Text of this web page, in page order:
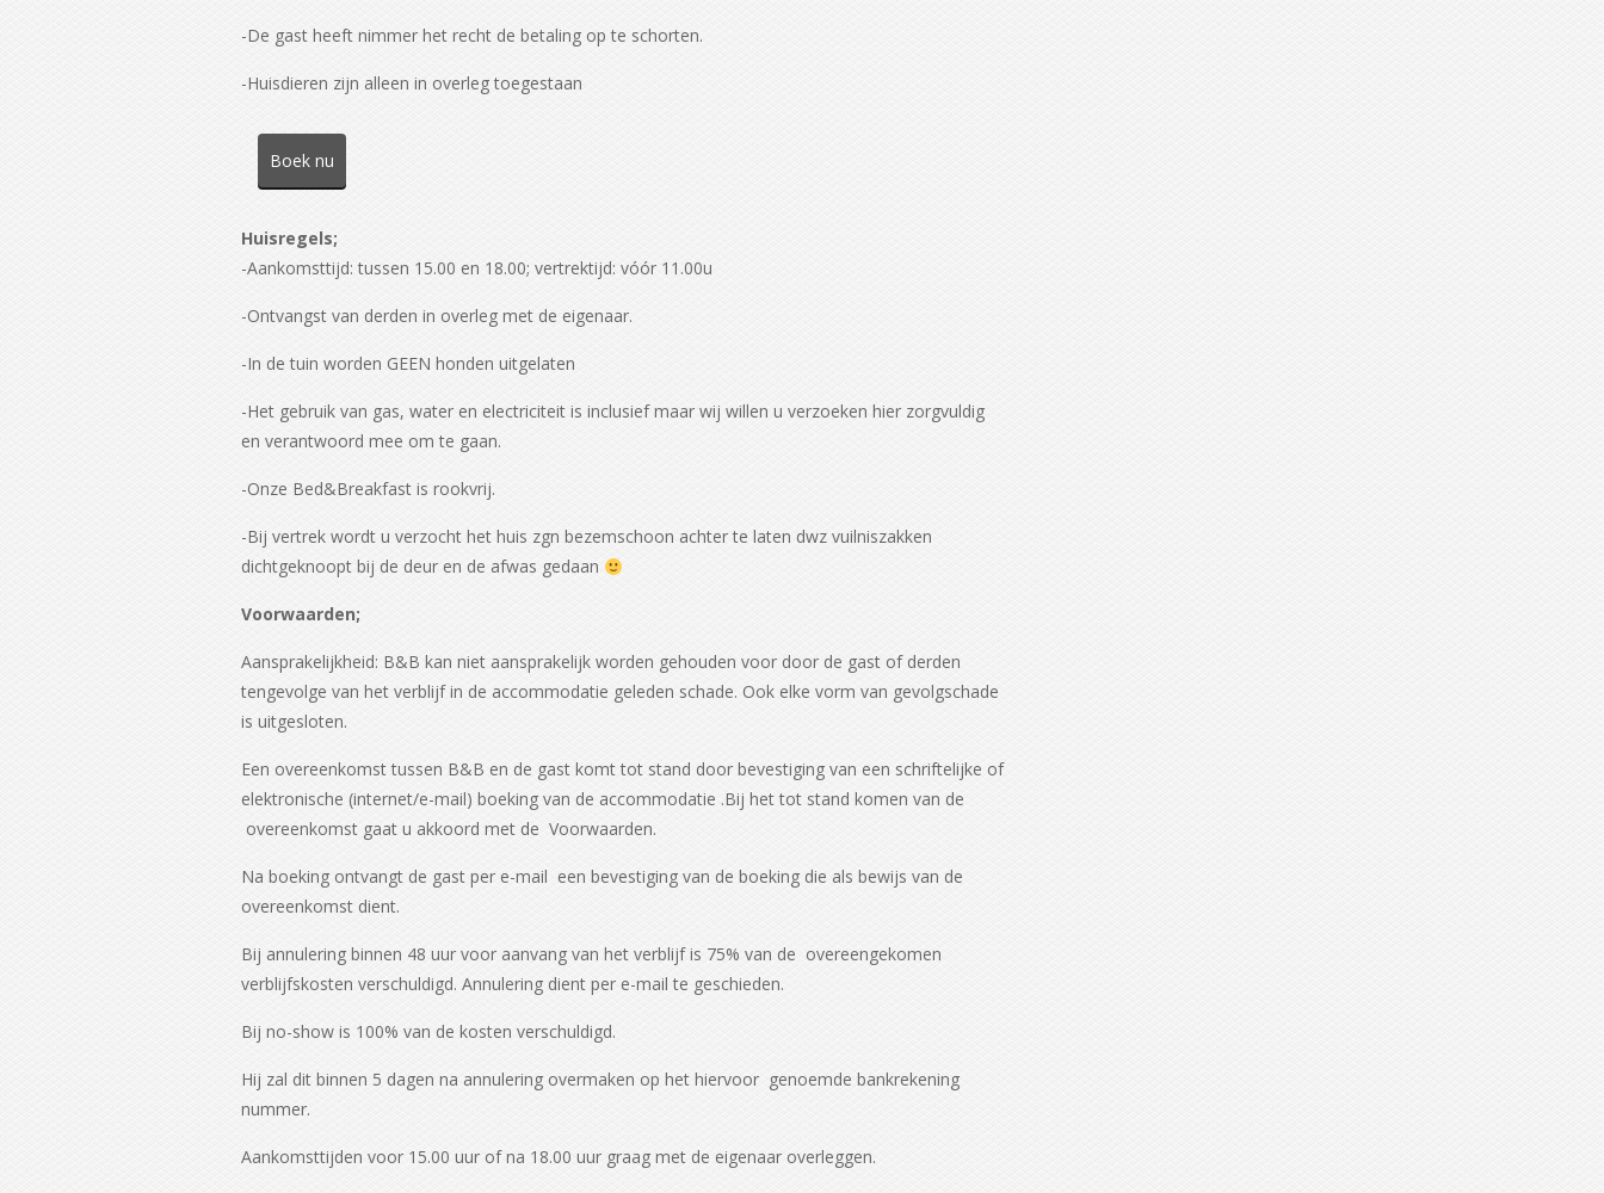
-De gast heeft nimmer het recht de betaling op te schorten.
-Huisdieren zijn alleen in overleg toegestaan
Boek nu
Huisregels;
-Aankomsttijd: tussen 15.00 en 18.00; vertrektijd: vóór 11.00u
-Ontvangst van derden in overleg met de eigenaar.
-In de tuin worden GEEN honden uitgelaten
-Het gebruik van gas, water en electriciteit is inclusief maar wij willen u verzoeken hier zorgvuldig
en verantwoord mee om te gaan.
-Onze Bed&Breakfast is rookvrij.
-Bij vertrek wordt u verzocht het huis zgn bezemschoon achter te laten dwz vuilniszakken
dichtgeknoopt bij de deur en de afwas gedaan
Voorwaarden;
Aansprakelijkheid: B&B kan niet aansprakelijk worden gehouden voor door de gast of derden
tengevolge van het verblijf in de accommodatie geleden schade. Ook elke vorm van gevolgschade
is uitgesloten.
Een overeenkomst tussen B&B en de gast komt tot stand door bevestiging van een schriftelijke of
elektronische (internet/e-mail) boeking van de accommodatie .Bij het tot stand komen van de
overeenkomst gaat u akkoord met de Voorwaarden.
Na boeking ontvangt de gast per e-mail een bevestiging van de boeking die als bewijs van de
overeenkomst dient.
Bij annulering binnen 48 uur voor aanvang van het verblijf is 75% van de overeengekomen
verblijfskosten verschuldigd. Annulering dient per e-mail te geschieden.
Bij no-show is 100% van de kosten verschuldigd.
Hij zal dit binnen 5 dagen na annulering overmaken op het hiervoor genoemde bankrekening
nummer.
Aankomsttijden voor 15.00 uur of na 18.00 uur graag met de eigenaar overleggen.